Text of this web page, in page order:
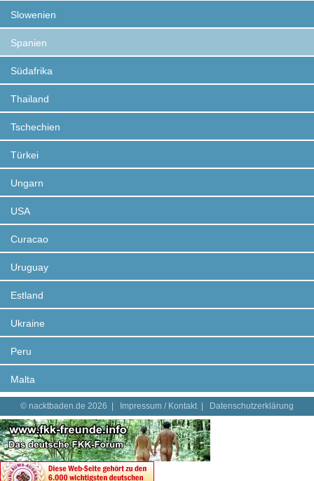
Slowenien
Spanien
Südafrika
Thailand
Tschechien
Türkei
Ungarn
USA
Curacao
Uruguay
Estland
Ukraine
Peru
Malta
© nacktbaden.de 2026 | Impressum / Kontakt| Datenschutzerklärung